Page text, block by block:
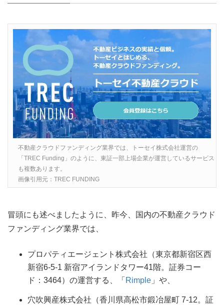
不動産クラウドファンディング業界では、トーセイ株式会社運営の
「TREC Funding」のように、東証一部上場企業が運営しているサービス
も複数あります。
画像引用元：TREC FUNDING
冒頭にも述べましたように、昨今、国内の不動産クラウド
ファンディング業界では、
プロパティエージェント株式会社（東京都新宿区西
新宿6-5-1 新宿アイランドタワー41階。証券コー
ド：3464）の運営する、「 Rimple 」や、
穴吹興産株式会社（香川県高松市鍛冶屋町 7-12。証